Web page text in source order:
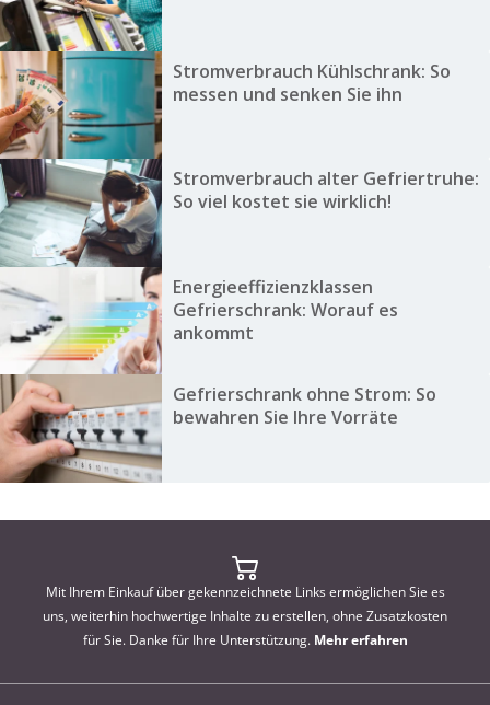
Stromverbrauch Kühlschrank: So
messen und senken Sie ihn
Stromverbrauch alter Gefriertruhe:
So viel kostet sie wirklich!
Energieeffizienzklassen
Gefrierschrank: Worauf es
ankommt
Gefrierschrank ohne Strom: So
bewahren Sie Ihre Vorräte
Mit Ihrem Einkauf über gekennzeichnete Links ermöglichen Sie es
uns, weiterhin hochwertige Inhalte zu erstellen, ohne Zusatzkosten
für Sie. Danke für Ihre Unterstützung. Mehr erfahren